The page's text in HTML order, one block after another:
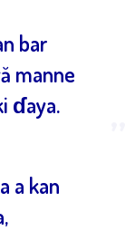
bar
manne
ɗaya.
a kan